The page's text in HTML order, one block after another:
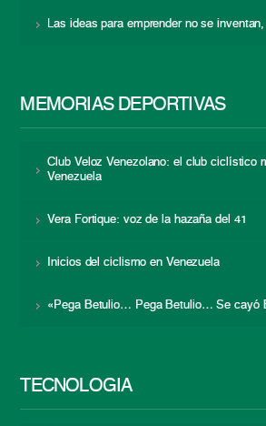
Las ideas para emprender no se
MEMORIAS DEPORTIVAS
Club Veloz Venezolano: el club ciclístico
Venezuela
Vera Fortique: voz de la hazaña del 41
Inicios del ciclismo en Venezuela
«Pega Betulio… Pega Betulio… Se cayó
TECNOLOGÍA